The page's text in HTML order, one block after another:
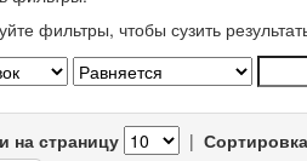
фильтры, чтобы сузить
на страницу | Сортировка